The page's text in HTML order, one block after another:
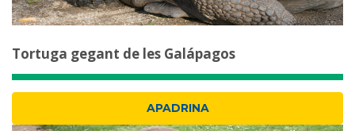
Tortuga gegant de les Galápagos
APADRINA